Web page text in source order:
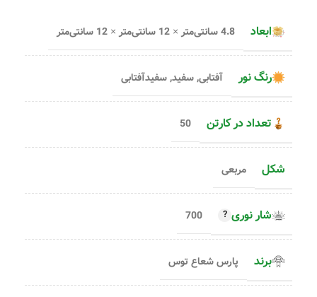
ابعاد 4.8 سانتی‌متر × 12 سانتی‌متر × 12 سانتی‌متر
رنگ نور آفتابی,سفید,سفیدآفتابی
تعداد در کارتن 50
شکل مربعی
شار نوری 700
برند پارس شعاع توس